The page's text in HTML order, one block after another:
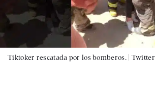
Tiktoker rescatada por los bomberos. | Twitter